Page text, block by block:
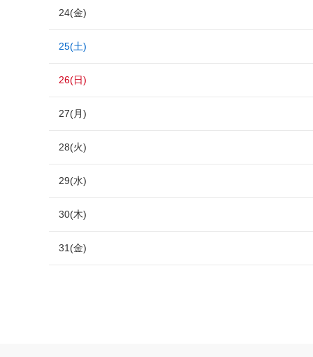
24(金)
25(土)
26(日)
27(月)
28(火)
29(水)
30(木)
31(金)